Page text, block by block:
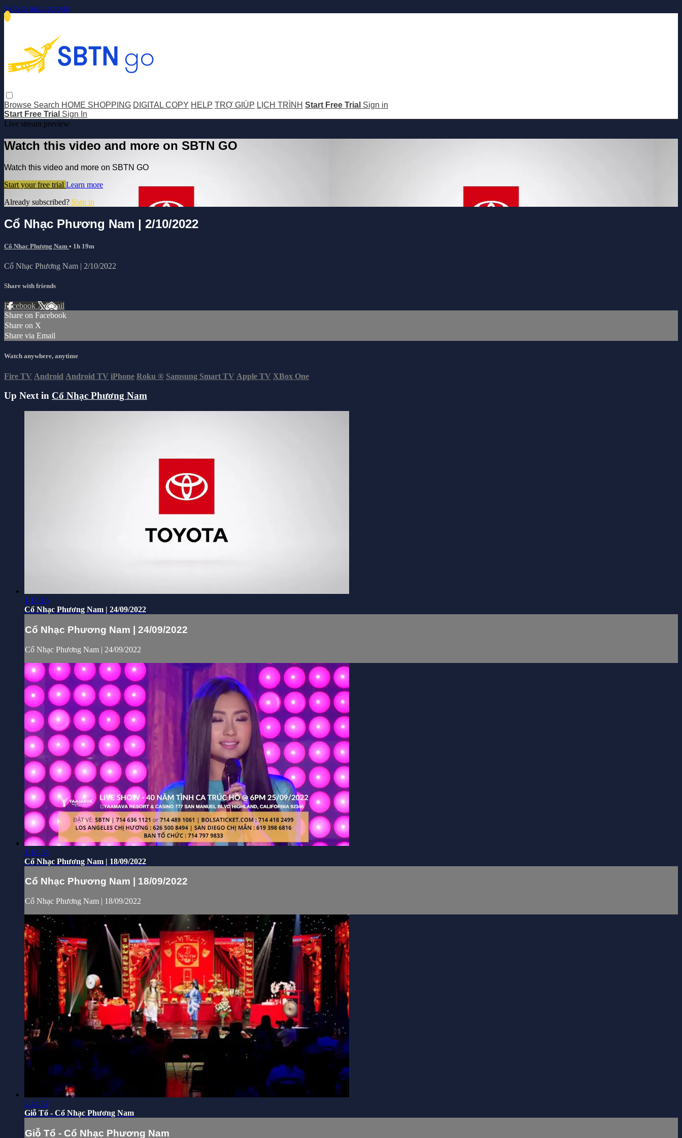
Skip to main content
Browse Search HOME SHOPPING DIGITAL COPY HELP TRỢ GIÚP LỊCH TRÌNH Start Free Trial Sign in
Start Free Trial Sign In
Live stream preview
Watch this video and more on SBTN GO
Watch this video and more on SBTN GO
Start your free trial Learn more
Already subscribed? Sign in
Cổ Nhạc Phương Nam | 2/10/2022
Cổ Nhạc Phương Nam • 1h 19m
Cổ Nhạc Phương Nam | 2/10/2022
Share with friends
Facebook XEmail
Share on Facebook
Share on X
Share via Email
Watch anywhere, anytime
Fire TV Android Android TV iPhone Roku ® Samsung Smart TV Apple TV XBox One
Up Next in Cổ Nhạc Phương Nam
1:15:16
Cổ Nhạc Phương Nam | 24/09/2022
Cổ Nhạc Phương Nam | 24/09/2022
Cổ Nhạc Phương Nam | 24/09/2022
1:14:54
Cổ Nhạc Phương Nam | 18/09/2022
Cổ Nhạc Phương Nam | 18/09/2022
Cổ Nhạc Phương Nam | 18/09/2022
2:44:57
Giỗ Tổ - Cổ Nhạc Phương Nam
Giỗ Tổ - Cổ Nhạc Phương Nam